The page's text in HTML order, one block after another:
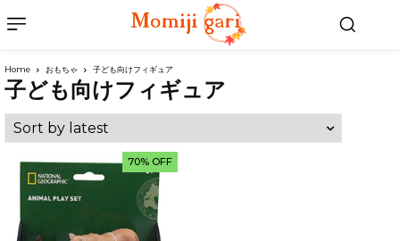
Home おもちゃ 子ども向けフィギュア
子ども向けフィギュア
70% OFF